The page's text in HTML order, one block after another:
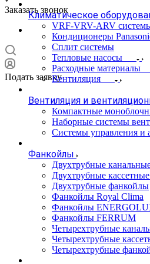
Заказать звонок
Подать заявку
Климатическое
VRF-VRV-ARV
Кондиционеры
Сплит системы
Тепловые насосы
Расходные материалы
Вентиляция
Вентиляция и
Компактные
Наборные системы
Системы управления и
Фанкойлы
Двухтрубные
Двухтрубные
Двухтрубные фанкойлы
Фанкойлы Royal Clima
Фанкойлы
Фанкойлы FERRUM
Четырехтрубные
Четырехтрубные
Четырехтрубные